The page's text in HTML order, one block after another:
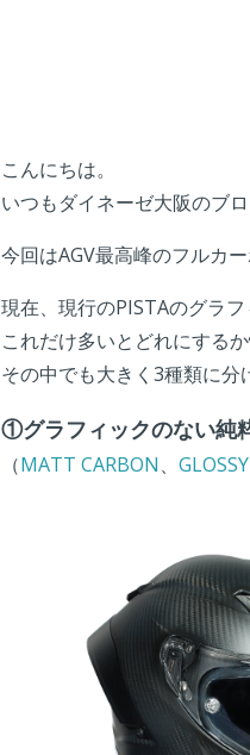
こんにちは。
いつもダイネーゼ大阪のブ
今回はAGV最高峰のフルカ
現在、現行のPISTAのグラ
これだけ多いとどれにするか
その中でも大きく3種類に分
①グラフィックのない純
（MATT CARBON、